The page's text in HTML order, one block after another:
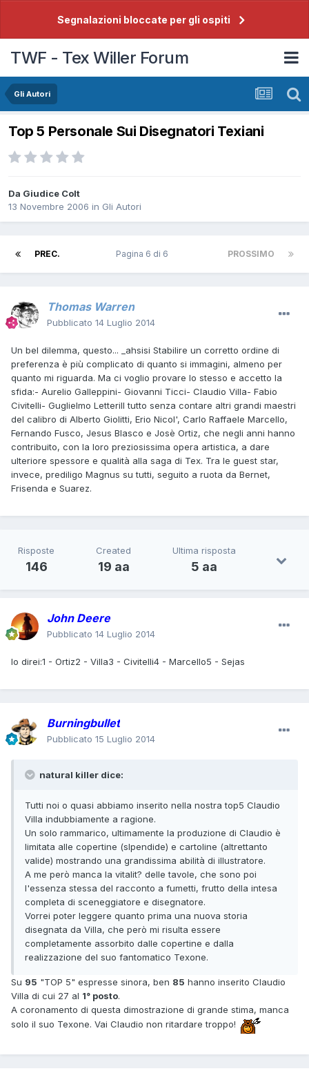
Segnalazioni bloccate per gli ospiti
TWF - Tex Willer Forum
Gli Autori
Top 5 Personale Sui Disegnatori Texiani
Da Giudice Colt
13 Novembre 2006 in Gli Autori
PREC. PROSSIMO
Pagina 6 di 6
Thomas Warren
Pubblicato 14 Luglio 2014
Un bel dilemma, questo... _ahsisi Stabilire un corretto ordine di
preferenza è più complicato di quanto si immagini, almeno per
quanto mi riguarda. Ma ci voglio provare lo stesso e accetto la
sfida:- Aurelio Galleppini- Giovanni Ticci- Claudio Villa- Fabio
Civitelli- Guglielmo LetteriIl tutto senza contare altri grandi maestri
del calibro di Alberto Giolitti, Erio Nicol', Carlo Raffaele Marcello,
Fernando Fusco, Jesus Blasco e Josè Ortiz, che negli anni hanno
contribuito, con la loro preziosissima opera artistica, a dare
ulteriore spessore e qualità alla saga di Tex. Tra le guest star,
invece, prediligo Magnus su tutti, seguito a ruota da Bernet,
Frisenda e Suarez.
Risposte
146
Created
19 aa
Ultima risposta
5 aa
John Deere
Pubblicato 14 Luglio 2014
Io direi:1 - Ortiz2 - Villa3 - Civitelli4 - Marcello5 - Sejas
Burningbullet
Pubblicato 15 Luglio 2014
natural killer dice:
Tutti noi o quasi abbiamo inserito nella nostra top5 Claudio
Villa indubbiamente a ragione.
Un solo rammarico, ultimamente la produzione di Claudio è
limitata alle copertine (slpendide) e cartoline (altrettanto
valide) mostrando una grandissima abilità di illustratore.
A me però manca la vitalit? delle tavole, che sono poi
l'essenza stessa del racconto a fumetti, frutto della intesa
completa di sceneggiatore e disegnatore.
Vorrei poter leggere quanto prima una nuova storia
disegnata da Villa, che però mi risulta essere
completamente assorbito dalle copertine e dalla
realizzazione del suo fantomatico Texone.
Su 95 "TOP 5" espresse sinora, ben 85 hanno inserito Claudio
Villa di cui 27 al 1° posto.
A coronamento di questa dimostrazione di grande stima, manca
solo il suo Texone. Vai Claudio non ritardare troppo!